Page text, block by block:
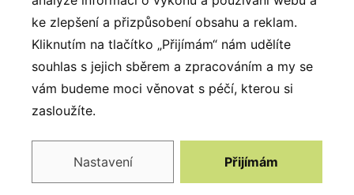
Ocelová konstrukce
Pevná konstrukce
S235JR, čištěná
pískováním. Chráněno
proti korozi pozinkováním a
Qualicoat atestem.
Zádová opěrka
Zádová opěrka sedadla s
potažené měkkým
polyuretanem. Zakončení z
ke zlepšení a přizpůsobení obsahu a reklam.
Kliknutím na tlačítko „Přijímám“ nám udělíte
souhlas s jejich sběrem a zpracováním a my se
vám budeme moci věnovat s péčí, kterou si
zasloužíte.
Nastavení Přijímám